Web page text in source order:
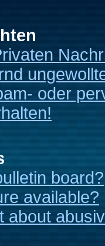
oder
board?
available?
about